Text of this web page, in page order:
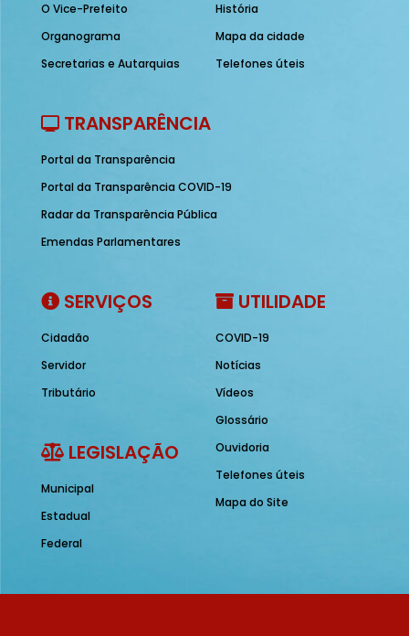
O Vice-Prefeito
Organograma
Secretarias e Autarquias
História
Mapa da cidade
Telefones úteis
TRANSPARÊNCIA
Portal da Transparência
Portal da Transparência COVID-19
Radar da Transparência Pública
Emendas Parlamentares
SERVIÇOS
Cidadão
Servidor
Tributário
LEGISLAÇÃO
Municipal
Estadual
Federal
UTILIDADE
COVID-19
Notícias
Vídeos
Glossário
Ouvidoria
Telefones úteis
Mapa do Site